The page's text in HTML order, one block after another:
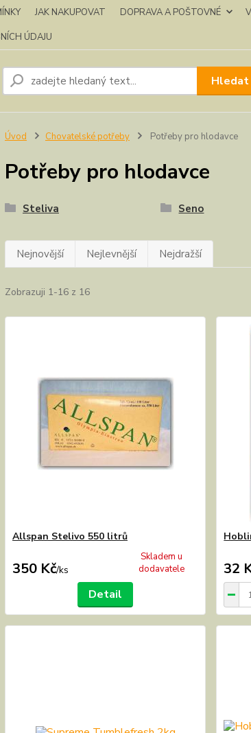
JAK NAKUPOVAT DOPRAVA A POŠTOVNÉ
ÚDAJU
Hledat
Úvod Chovatelské potřeby Potřeby pro hlodavce
Potřeby pro hlodavce
Steliva Seno
Nejnovější Nejlevnější Nejdražší
Zobrazuji 1-16 z 16
Allspan Stelivo 550 litrů
350 Kč/ks
Skladem u
dodavatele
Detail
32